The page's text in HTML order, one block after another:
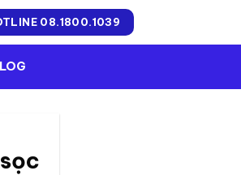
08.1800.1039